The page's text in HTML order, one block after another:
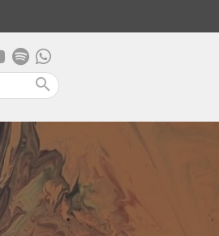
search